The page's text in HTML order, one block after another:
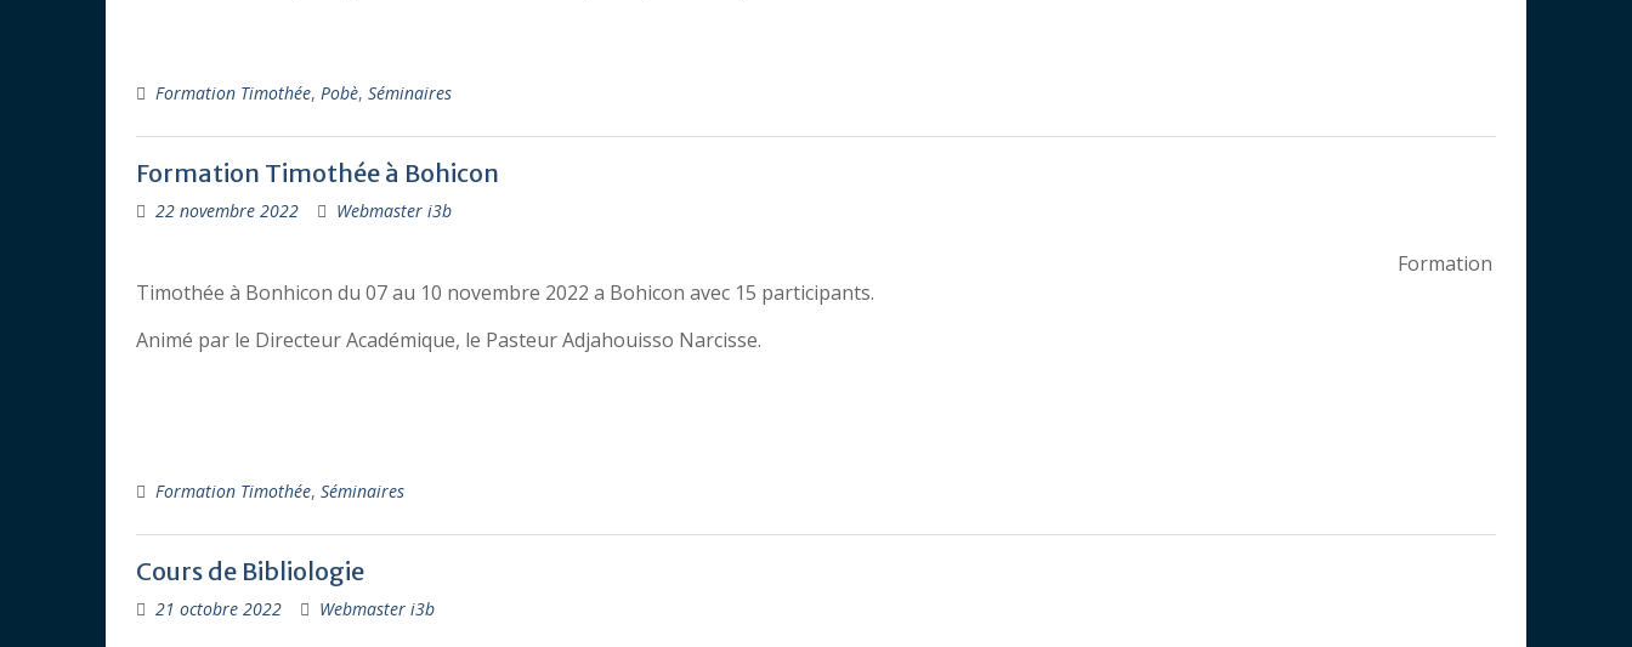
Formation Timothée, Pobè, Séminaires
Formation Timothée à Bohicon
22 novembre 2022 Webmaster i3b
Formation
Timothée à Bonhicon du 07 au 10 novembre 2022 a Bohicon avec 15 participants.
Animé par le Directeur Académique, le Pasteur Adjahouisso Narcisse.
Formation Timothée, Séminaires
Cours de Bibliologie
21 octobre 2022 Webmaster i3b